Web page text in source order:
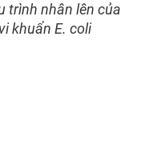
trình nhân lên của
khuẩn E. coli